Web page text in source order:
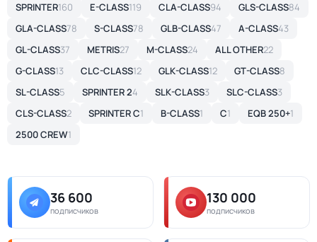
SPRINTER160 E-CLASS119 CLA-CLASS94 GLS-CLASS84
GLA-CLASS78 S-CLASS78 GLB-CLASS47 A-CLASS43
GL-CLASS37 METRIS27 M-CLASS24 ALL OTHER22
G-CLASS13 CLC-CLASS12 GLK-CLASS12 GT-CLASS8
SL-CLASS5 SPRINTER 24 SLK-CLASS3 SLC-CLASS3
CLS-CLASS2 SPRINTER C1 B-CLASS1 C1 EQB 250+1
2500 CREW1
36 600
подписчиков
130 000
подписчиков